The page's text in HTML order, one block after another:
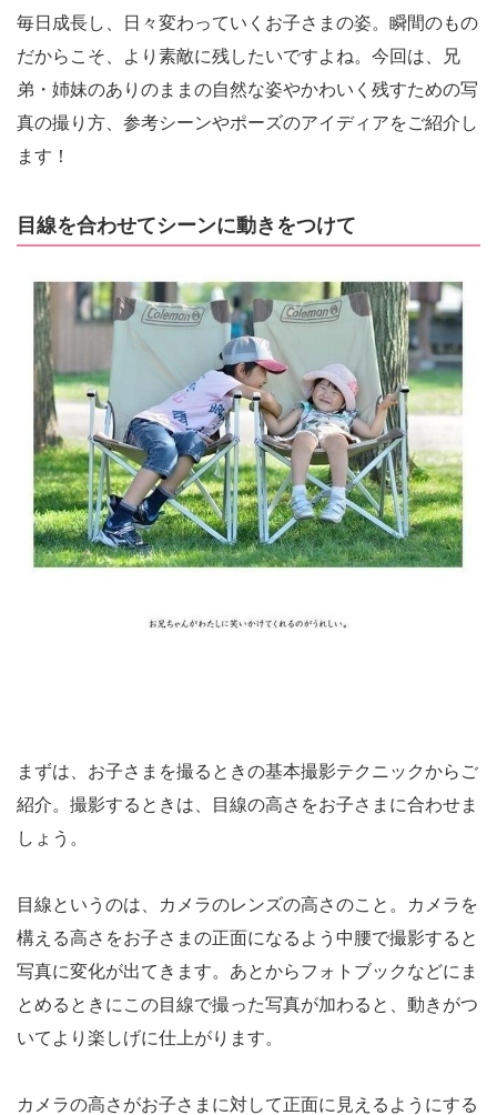
毎日成長し、日々変わっていくお子さまの姿。瞬間のもの
だからこそ、より素敵に残したいですよね。今回は、兄
弟・姉妹のありのままの自然な姿やかわいく残すための写
真の撮り方、参考シーンやポーズのアイディアをご紹介し
ます！
目線を合わせてシーンに動きをつけて
まずは、お子さまを撮るときの基本撮影テクニックからご
紹介。撮影するときは、目線の高さをお子さまに合わせま
しょう。
目線というのは、カメラのレンズの高さのこと。カメラを
構える高さをお子さまの正面になるよう中腰で撮影すると
写真に変化が出てきます。あとからフォトブックなどにま
とめるときにこの目線で撮った写真が加わると、動きがつ
いてより楽しげに仕上がります。
カメラの高さがお子さまに対して正面に見えるようにする